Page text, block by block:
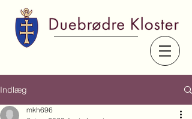
Indlæg
mkh696